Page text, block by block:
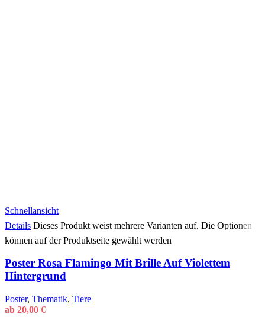
Schnellansicht
Details Dieses Produkt weist mehrere Varianten auf. Die Optionen
können auf der Produktseite gewählt werden
Poster Rosa Flamingo Mit Brille Auf Violettem
Hintergrund
Poster, Thematik, Tiere
ab 20,00 €